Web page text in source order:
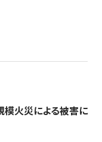
模火災による被害に